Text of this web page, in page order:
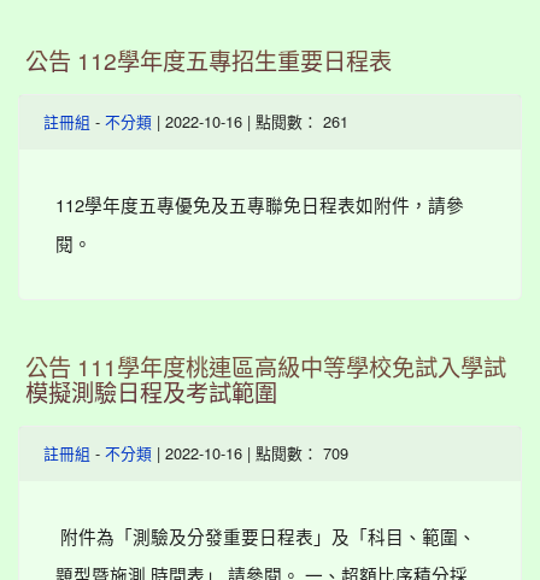
公告 112學年度五專招生重要日程表
註冊組 - 不分類 | 2022-10-16 | 點閱數： 261
112學年度五專優免及五專聯免日程表如附件，請參
閱。
公告 111學年度桃連區高級中等學校免試入學試
模擬測驗日程及考試範圍
註冊組 - 不分類 | 2022-10-16 | 點閱數： 709
附件為「測驗及分發重要日程表」及「科目、範圍、
題型暨施測 時間表」,請參閱。 一、超額比序積分採